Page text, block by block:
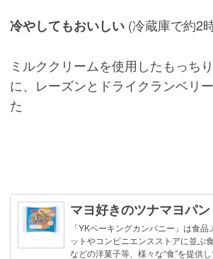
冷やしてもおいしい (冷蔵庫で約2
ミルククリームを使用したもっち
に、レーズンとドライクランベリ
た